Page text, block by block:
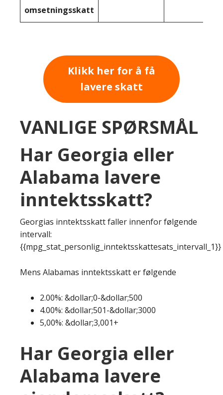
omsetningsskatt
Klikk her for å få
lavere skatt
VANLIGE SPØRSMÅL
Har Georgia eller
Alabama lavere
inntektsskatt?
Georgias inntektsskatt faller innenfor følgende
intervall:
{{mpg_stat_personlig_inntektsskattesats_intervall_1}}
Mens Alabamas inntektsskatt er følgende
2.00%: &dollar;0-&dollar;500
4.00%: &dollar;501-&dollar;3000
5,00%: &dollar;3,001+
Har Georgia eller
Alabama lavere